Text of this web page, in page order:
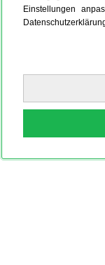
Einstellungen